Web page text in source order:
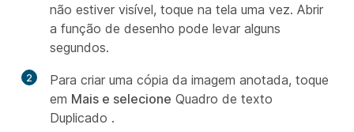
não estiver visível, toque na tela uma vez. Abrir
a função de desenho pode levar alguns
segundos.
2
Para criar uma cópia da imagem anotada, toque
em Mais e selecione Quadro de texto
Duplicado .